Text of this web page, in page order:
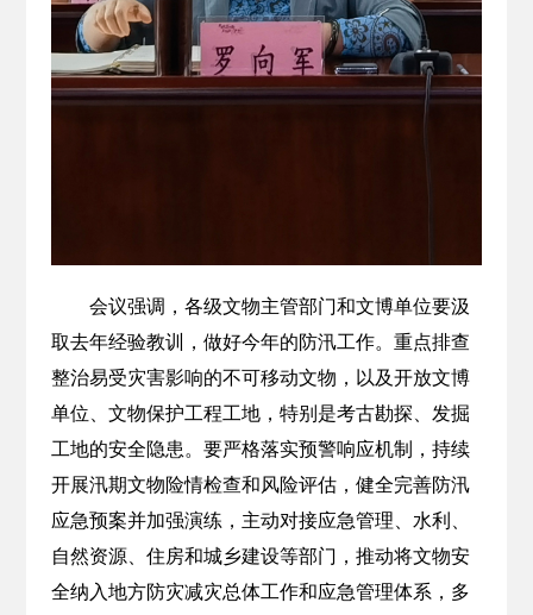
会议强调，各级文物主管部门和文博单位要汲
取去年经验教训，做好今年的防汛工作。重点排查
整治易受灾害影响的不可移动文物，以及开放文博
单位、文物保护工程工地，特别是考古勘探、发掘
工地的安全隐患。要严格落实预警响应机制，持续
开展汛期文物险情检查和风险评估，健全完善防汛
应急预案并加强演练，主动对接应急管理、水利、
自然资源、住房和城乡建设等部门，推动将文物安
全纳入地方防灾减灾总体工作和应急管理体系，多